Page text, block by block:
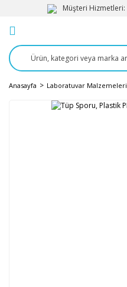
Müşteri Hizmetleri:
Anasayfa Laboratuvar Malzemeleri